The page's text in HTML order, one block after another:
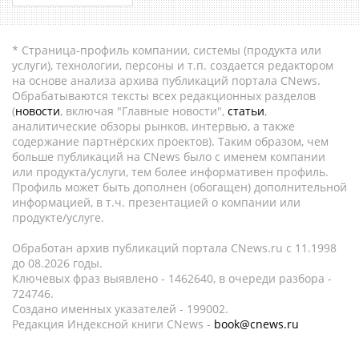
* Страница-профиль компании, системы (продукта или
услуги), технологии, персоны и т.п. создается редактором
на основе анализа архива публикаций портала CNews.
Обрабатываются тексты всех редакционных разделов
(новости, включая "Главные новости", статьи,
аналитические обзоры рынков, интервью, а также
содержание партнёрских проектов). Таким образом, чем
больше публикаций на CNews было с именем компании
или продукта/услуги, тем более информативен профиль.
Профиль может быть дополнен (обогащен) дополнительной
информацией, в т.ч. презентацией о компании или
продукте/услуге.
Обработан архив публикаций портала CNews.ru c 11.1998
до 08.2026 годы.
Ключевых фраз выявлено - 1462640, в очереди разбора -
724746.
Создано именных указателей - 199002.
Редакция Индексной книги CNews - book@cnews.ru